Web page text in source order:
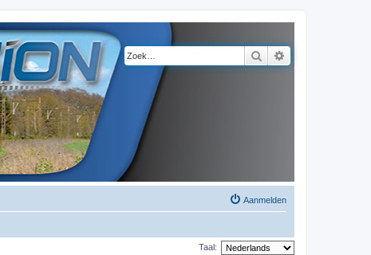
Zoek
Aanmelden
Taal: